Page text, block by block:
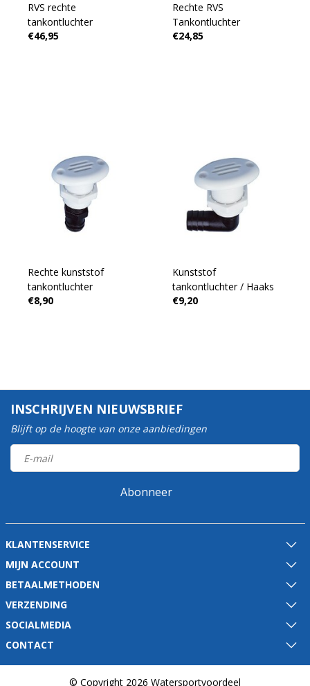
RVS rechte
tankontluchter
€46,95
Rechte RVS
Tankontluchter
€24,85
Rechte kunststof
tankontluchter
€8,90
Kunststof
tankontluchter / Haaks
€9,20
INSCHRIJVEN NIEUWSBRIEF
Blijft op de hoogte van onze aanbiedingen
Abonneer
KLANTENSERVICE
MIJN ACCOUNT
BETAALMETHODEN
VERZENDING
SOCIALMEDIA
CONTACT
© Copyright 2026 Watersportvoordeel